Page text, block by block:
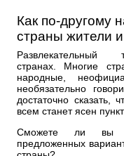
Как по-другому
страны жители
странах. Многие
народные,
необязательно
достаточно
всем станет ясен
Сможете ли вы
предложенных